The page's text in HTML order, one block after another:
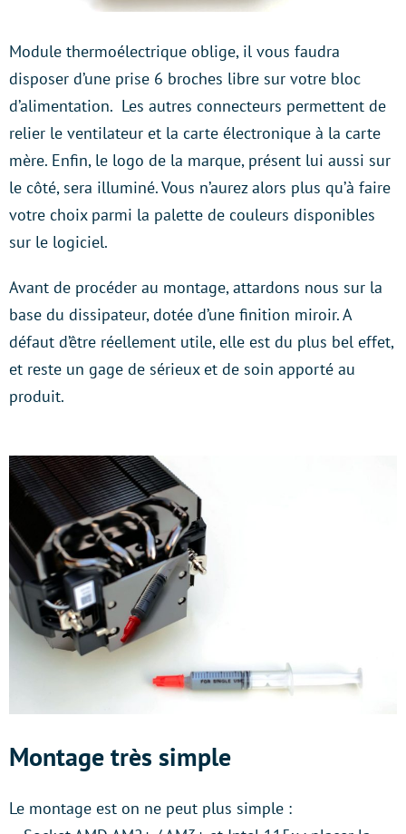
Module thermoélectrique oblige, il vous faudra
disposer d’une prise 6 broches libre sur votre bloc
d’alimentation. Les autres connecteurs permettent de
relier le ventilateur et la carte électronique à la carte
mère. Enfin, le logo de la marque, présent lui aussi sur
le côté, sera illuminé. Vous n’aurez alors plus qu’à faire
votre choix parmi la palette de couleurs disponibles
sur le logiciel.
Avant de procéder au montage, attardons nous sur la
base du dissipateur, dotée d’une finition miroir. A
défaut d’être réellement utile, elle est du plus bel effet,
et reste un gage de sérieux et de soin apporté au
produit.
Montage très simple
Le montage est on ne peut plus simple :